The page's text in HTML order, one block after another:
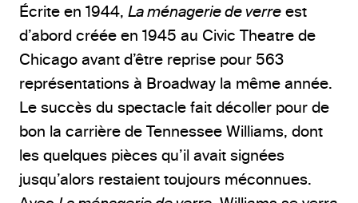
Écrite en 1944, La ménagerie de verre est
d’abord créée en 1945 au Civic Theatre de
Chicago avant d’être reprise pour 563
représentations à Broadway la même année.
Le succès du spectacle fait décoller pour de
bon la carrière de Tennessee Williams, dont
les quelques pièces qu’il avait signées
jusqu’alors restaient toujours méconnues.